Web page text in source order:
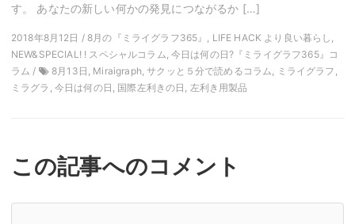
す。 あなたの新しい何かの発見につながるか […]
2018年8月12日 / 8月の『ミライグラフ365』, LIFE HACK より良い暮らし,
NEW&SPECIAL! ! スペシャルコラム, 今日は何の日?『ミライグラフ365』コ
ラム /
8月13日, Miraigraph, サクッと５分で読めるコラム, ミライグラフ,
ミラグラ, 今日は何の日, 国際左利きの日, 左利き用製品
この記事へのコメント